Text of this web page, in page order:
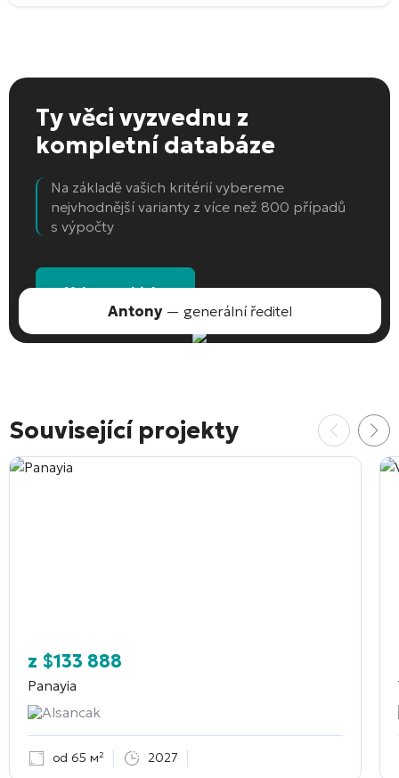
Ty věci vyzvednu z
kompletní databáze
Na základě vašich kritérií vybereme
nejvhodnější varianty z více než 800 případů
s výpočty
Vyberte objekt
Antony — generální ředitel
Související projekty
z $133 888
Panayia
Alsancak
od 65 м² 2027